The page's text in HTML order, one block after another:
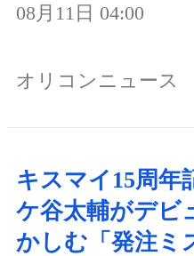
08月11日 04:00
オリコンニュース
キスマイ15周
ケ谷太輔がデビ
かしむ「発注ミ